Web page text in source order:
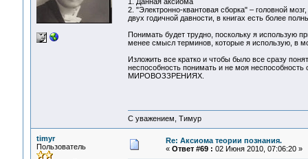
2. "Электронно-квантовая сборка" – головной
двух годичной давности, в книгах есть более
Понимать будет трудно, поскольку я использую
менее смысл терминов, которые я использую, в
Изложить все кратко и чтобы было все сразу
неспособность понимать и не моя
МИРОВОЗЗРЕНИЯХ.
С уважением, Тимур
timyr
Пользователь
Re: Аксиома теории познания.
« Ответ #69 : 02 Июня 2010, 07:06:20 »